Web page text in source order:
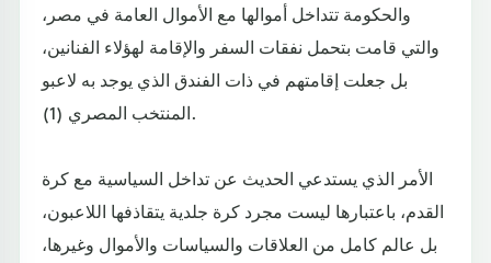
والحكومة تتداخل أموالها مع الأموال العامة في مصر،
والتي قامت بتحمل نفقات السفر والإقامة لهؤلاء الفنانين،
بل جعلت إقامتهم في ذات الفندق الذي يوجد به لاعبو
المنتخب المصري (1).
الأمر الذي يستدعي الحديث عن تداخل السياسية مع كرة
القدم، باعتبارها ليست مجرد كرة جلدية يتقاذفها اللاعبون،
بل عالم كامل من العلاقات والسياسات والأموال وغيرها،